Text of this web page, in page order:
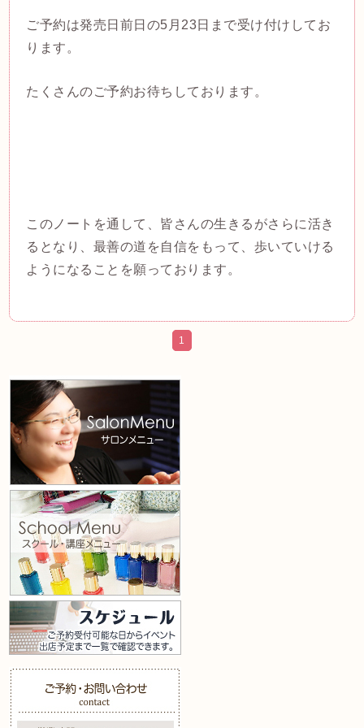
ご予約は発売日前日の5月23日まで受け付けしてお
ります。
たくさんのご予約お待ちしております。
このノートを通して、皆さんの生きるがさらに活き
るとなり、最善の道を自信をもって、歩いていける
ようになることを願っております。
1